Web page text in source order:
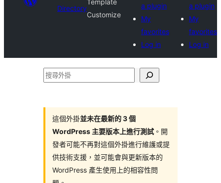
Directory
Template
Customize
a plugin
My
favorites
Log in
a plugin
My
favorites
Log in
搜
這個外掛並未在最新的 3 個
WordPress 主要版本上進行測試 。開
發者可能不再對這個外掛進行維護或提
供技術支援，並可能會與更新版本的
WordPress 產生使用上的相容性問